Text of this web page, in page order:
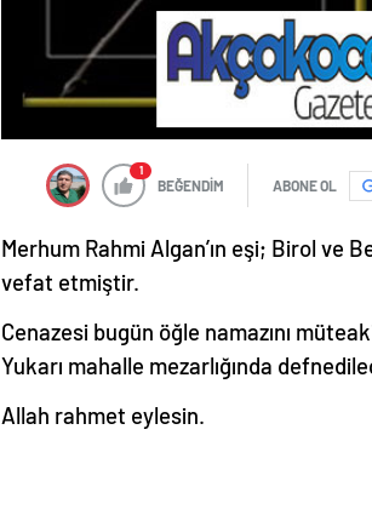
1
BEĞENDİM ABONE OL
Merhum Rahmi Algan’ın eşi; Birol ve
vefat etmiştir.
Cenazesi bugün öğle namazını
Yukarı mahalle mezarlığında
Allah rahmet eylesin.